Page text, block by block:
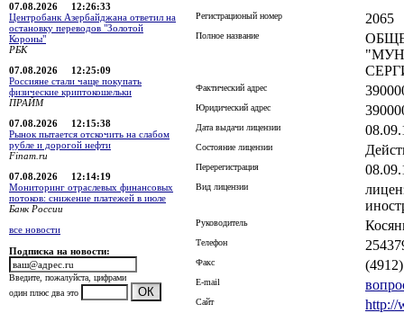
07.08.2026 12:26:33
Центробанк Азербайджана ответил на
остановку переводов "Золотой
Короны"
РБК
07.08.2026 12:25:09
Россияне стали чаще покупать
физические криптокошельки
ПРАЙМ
07.08.2026 12:15:38
Рынок пытается отскочить на слабом
рубле и дорогой нефти
Finam.ru
07.08.2026 12:14:19
Мониторинг отраслевых финансовых
потоков: снижение платежей в июле
Банк России
все новости
Подписка на новости:
Введите, пожалуйста, цифрами
один плюс два это
Регистрационый номер 2065
Полное название
Фактический адрес
Юридический адрес
Дата выдачи лицензии
Состояние лицензии
Перерегистрация
Вид лицензии
Руководитель
Телефон
Факс
E-mail
Сайт http://